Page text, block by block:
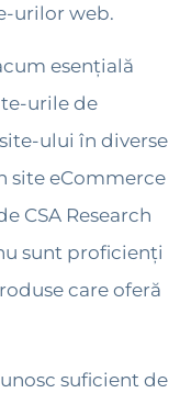
urilor web.
esențială
urile de
ului în diverse
site eCommerce
CSA Research
sunt proficienți
care oferă
suficient de